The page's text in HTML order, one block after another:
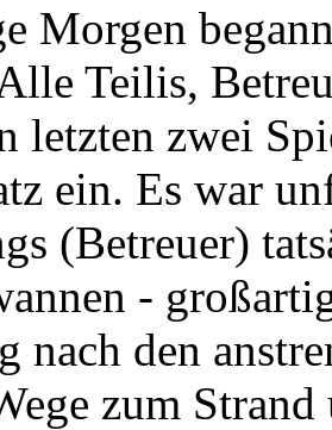
Morgen
Teilis,
letzten zwei
ein. Es war
(Betreuer)
-
nach den
zum